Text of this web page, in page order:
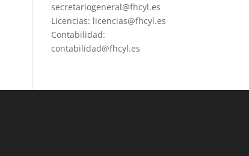
secretariogeneral@fhcyl.es
Licencias: licencias@fhcyl.es
Contabilidad:
contabilidad@fhcyl.es